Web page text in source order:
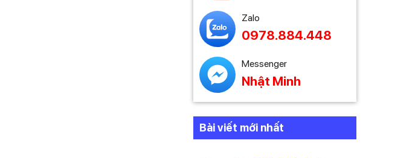
Zalo
0978.884.448
Messenger
Nhật Minh
Bài viết mới nhất